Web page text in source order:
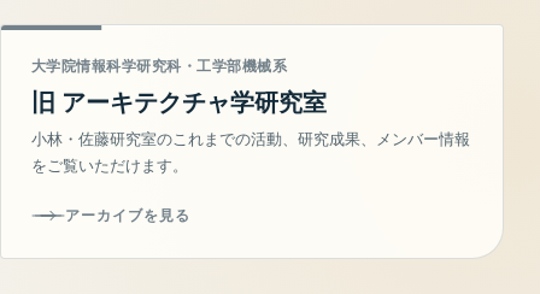
大学院情報科学研究科・工学部機械系
旧 アーキテクチャ学研究室
小林・佐藤研究室のこれまでの活動、研究成果、メンバー情報
をご覧いただけます。
アーカイブを見る